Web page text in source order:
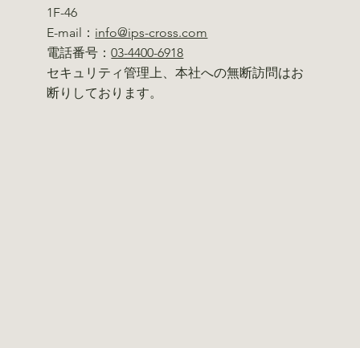
1F-46
E-mail： info@ips-cross.com
電話番号：03-4400-6918
セキュリティ管理上、本社への無断訪問はお
断りしております。